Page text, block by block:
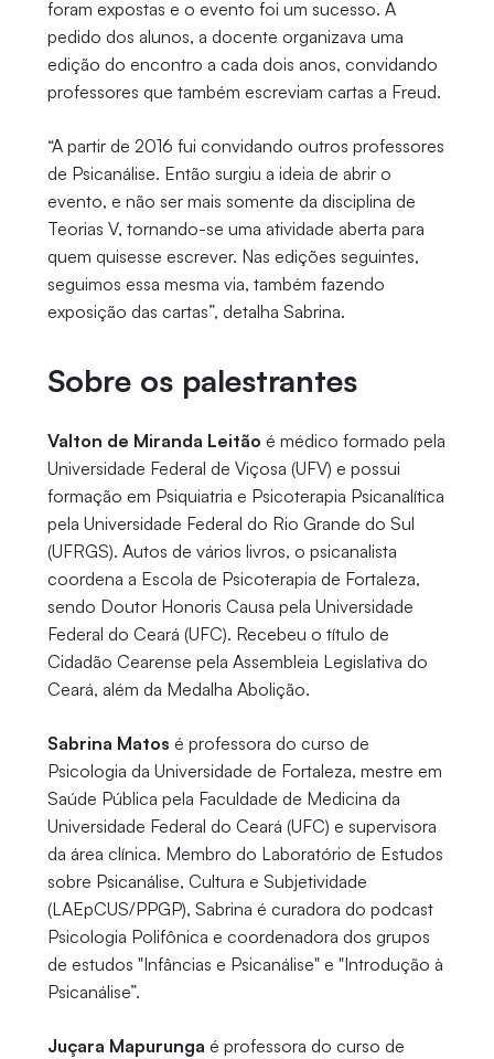
foram expostas e o evento foi um sucesso. A
pedido dos alunos, a docente organizava uma
edição do encontro a cada dois anos, convidando
professores que também escreviam cartas a Freud.
“A partir de 2016 fui convidando outros professores
de Psicanálise. Então surgiu a ideia de abrir o
evento, e não ser mais somente da disciplina de
Teorias V, tornando-se uma atividade aberta para
quem quisesse escrever. Nas edições seguintes,
seguimos essa mesma via, também fazendo
exposição das cartas”, detalha Sabrina.
Sobre os palestrantes
Valton de Miranda Leitão é médico formado pela
Universidade Federal de Viçosa (UFV) e possui
formação em Psiquiatria e Psicoterapia Psicanalítica
pela Universidade Federal do Rio Grande do Sul
(UFRGS). Autos de vários livros, o psicanalista
coordena a Escola de Psicoterapia de Fortaleza,
sendo Doutor Honoris Causa pela Universidade
Federal do Ceará (UFC). Recebeu o título de
Cidadão Cearense pela Assembleia Legislativa do
Ceará, além da Medalha Abolição.
Sabrina Matos é professora do curso de
Psicologia da Universidade de Fortaleza, mestre em
Saúde Pública pela Faculdade de Medicina da
Universidade Federal do Ceará (UFC) e supervisora
da área clínica. Membro do Laboratório de Estudos
sobre Psicanálise, Cultura e Subjetividade
(LAEpCUS/PPGP), Sabrina é curadora do podcast
Psicologia Polifônica e coordenadora dos grupos
de estudos "Infâncias e Psicanálise" e "Introdução à
Psicanálise”.
Juçara Mapurunga é professora do curso de